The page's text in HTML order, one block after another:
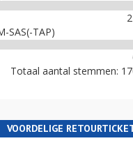
SAS(-TAP)
Totaal aantal stemmen:
VOORDELIGE